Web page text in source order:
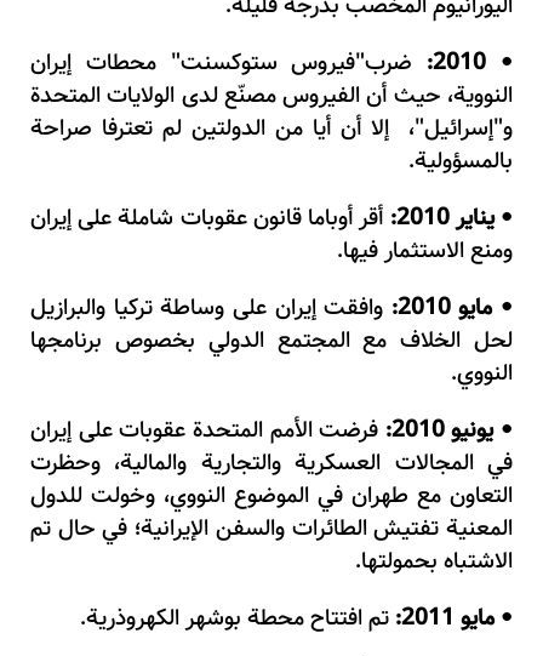
•
2010:
ضرب"فيروس ستوكسنت" محطات إيران
النووية، حيث أن الفيروس مصنّع لدى الولايات المتحدة
و"إسرائيل"، إلا أن أيا من الدولتين لم تعترفا صراحة
بالمسؤولية.
•يناير 2010:
أقر أوباما قانون عقوبات شاملة على إيران
ومنع الاستثمار فيها.
•مايو 2010:
وافقت إيران على وساطة تركيا والبرازيل
لحل الخلاف مع المجتمع الدولي بخصوص برنامجها
النووي.
•يونيو 2010:
فرضت الأمم المتحدة عقوبات على إيران
في المجالات العسكرية والتجارية والمالية، وحظرت
التعاون مع طهران في الموضوع النووي، وخولت للدول
المعنية تفتيش الطائرات والسفن الإيرانية؛ في حال تم
الاشتباه بحمولتها.
•مايو 2011: تم افتتاح محطة بوشهر الكهروذرية.